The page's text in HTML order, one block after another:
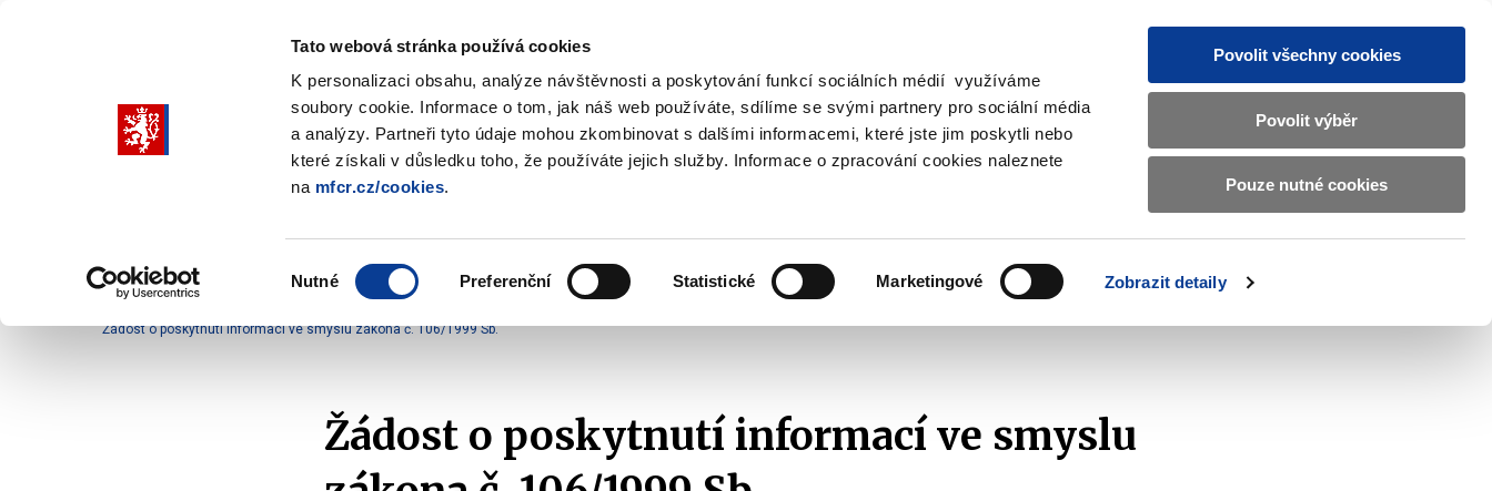
Tato webová stránka používá cookies
K personalizaci obsahu, analýze návštěvnosti a poskytování funkcí sociálních médií využíváme
soubory cookie. Informace o tom, jak náš web používáte, sdílíme se svými partnery pro sociální média
a analýzy. Partneři tyto údaje mohou zkombinovat s dalšími informacemi, které jste jim poskytli nebo
které získali v důsledku toho, že používáte jejich služby. Informace o zpracování cookies naleznete
na mfcr.cz/cookies.
Nutné Preferenční Statistické Marketingové Zobrazit detaily
Povolit všechny cookies
Povolit výběr
Pouze nutné cookies
Vyhledat
CZ EN
Základní
informace
o
Ministerstvu
financí
submenu
submenu
politika
submenu
submenu
účetnictví
submenu
EU
submenu
Služby veřejnosti Komunikace s veřejností Žádosti o informace dle zákona č. 106/1999 Sb. Seznam podaných žádostí
Žádost o poskytnutí informací ve smyslu zákona č. 106/1999 Sb.
Žádost o poskytnutí informací ve smyslu